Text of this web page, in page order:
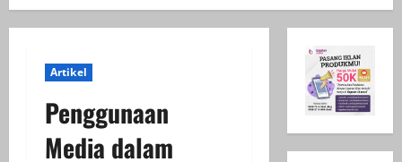
Artikel
Penggunaan
Media dalam